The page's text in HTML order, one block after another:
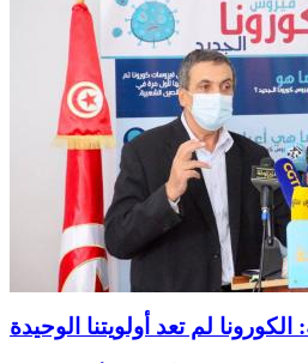
لم تعد أولويتنا الوحيدة